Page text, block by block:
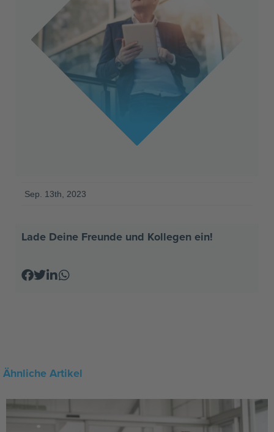
Sep. 13th, 2023
Lade Deine Freunde und Kollegen ein!
Ähnliche Artikel